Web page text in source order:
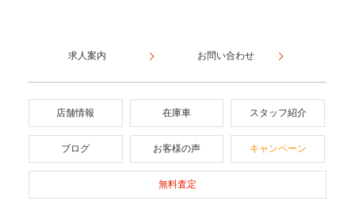
求人案内 お問い合わせ
店舗情報 在庫車 スタッフ紹介
ブログ お客様の声 キャンペーン
無料査定